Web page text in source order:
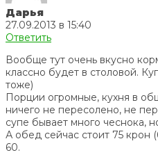
Дарья
27.09.2013 в 15:40
Ответить
Вообще тут очень вкусно
классно будет в столовой.
тоже)
Порции огромные, кухня в
ничего не пересолено, не
супе бывает много чеснока,
А обед сейчас стоит 75 крон
60.